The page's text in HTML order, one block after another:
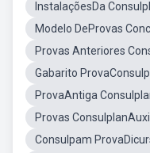
InstalaçõesDa
Modelo DeProvas
Provas Anteriores
Gabarito
ProvaAntiga
Provas
Consulpam